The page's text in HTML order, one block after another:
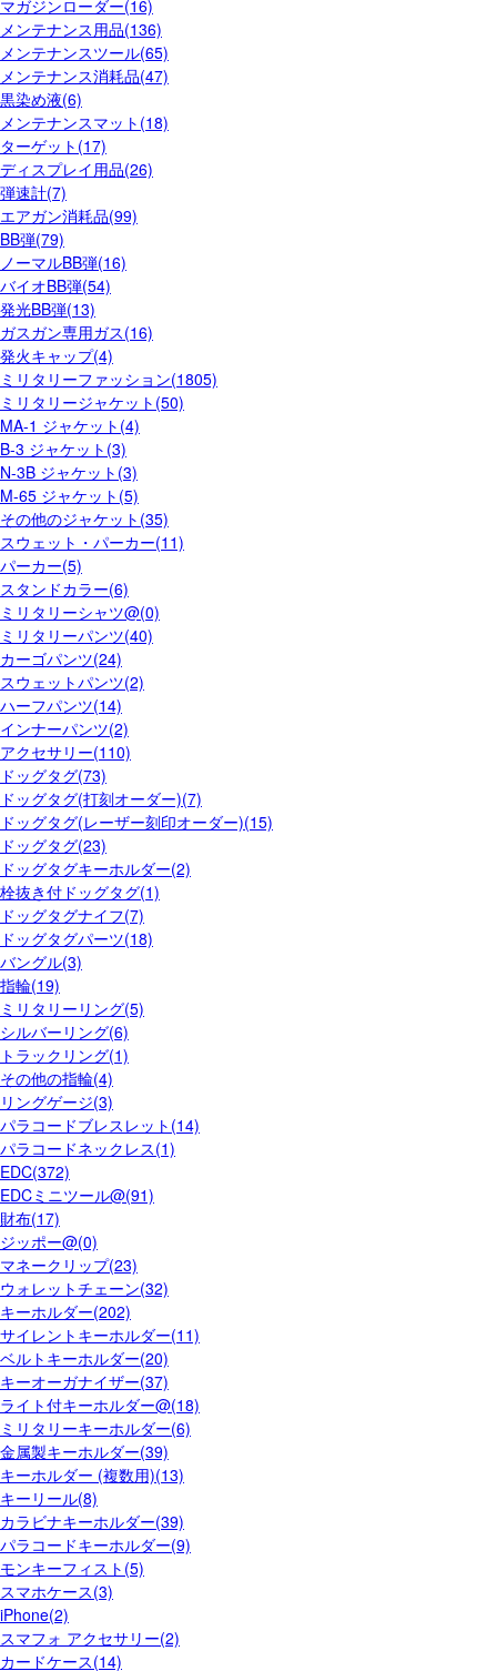
マガジンローダー(16)
メンテナンス用品(136)
メンテナンスツール(65)
メンテナンス消耗品(47)
黒染め液(6)
メンテナンスマット(18)
ターゲット(17)
ディスプレイ用品(26)
弾速計(7)
エアガン消耗品(99)
BB弾(79)
ノーマルBB弾(16)
バイオBB弾(54)
発光BB弾(13)
ガスガン専用ガス(16)
発火キャップ(4)
ミリタリーファッション(1805)
ミリタリージャケット(50)
MA-1 ジャケット(4)
B-3 ジャケット(3)
N-3B ジャケット(3)
M-65 ジャケット(5)
その他のジャケット(35)
スウェット・パーカー(11)
パーカー(5)
スタンドカラー(6)
ミリタリーシャツ@(0)
ミリタリーパンツ(40)
カーゴパンツ(24)
スウェットパンツ(2)
ハーフパンツ(14)
インナーパンツ(2)
アクセサリー(110)
ドッグタグ(73)
ドッグタグ(打刻オーダー)(7)
ドッグタグ(レーザー刻印オーダー)(15)
ドッグタグ(23)
ドッグタグキーホルダー(2)
栓抜き付ドッグタグ(1)
ドッグタグナイフ(7)
ドッグタグパーツ(18)
バングル(3)
指輪(19)
ミリタリーリング(5)
シルバーリング(6)
トラックリング(1)
その他の指輪(4)
リングゲージ(3)
パラコードブレスレット(14)
パラコードネックレス(1)
EDC(372)
EDCミニツール@(91)
財布(17)
ジッポー@(0)
マネークリップ(23)
ウォレットチェーン(32)
キーホルダー(202)
サイレントキーホルダー(11)
ベルトキーホルダー(20)
キーオーガナイザー(37)
ライト付キーホルダー@(18)
ミリタリーキーホルダー(6)
金属製キーホルダー(39)
キーホルダー (複数用)(13)
キーリール(8)
カラビナキーホルダー(39)
パラコードキーホルダー(9)
モンキーフィスト(5)
スマホケース(3)
iPhone(2)
スマフォ アクセサリー(2)
カードケース(14)